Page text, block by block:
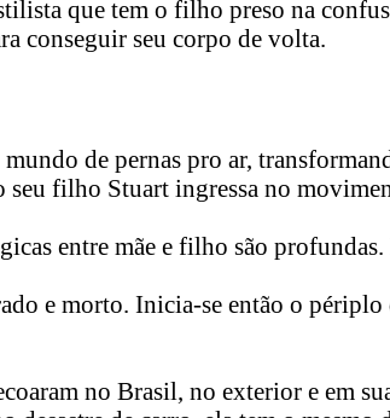
que tem o filho preso na
conseguir seu corpo de volta.
de pernas pro ar,
seu filho Stuart ingressa no
entre mãe e filho são
e morto. Inicia-se então o
no Brasil, no exterior e em